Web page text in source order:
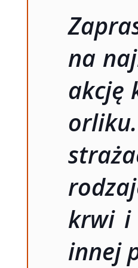
na
akcję
krwi i
innej